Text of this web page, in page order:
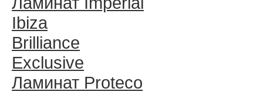
Ibiza
Brilliance
Exclusive
Ламинат Proteco